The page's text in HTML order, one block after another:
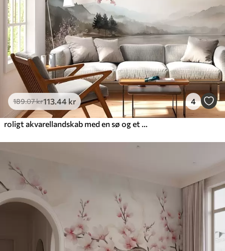
189.07kr113 .44 kr 4